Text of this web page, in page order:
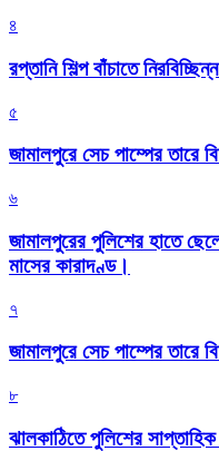
৪
রপ্তানি শিল্প বাঁচাতে
৫
জামালপুরে সেচ পাম্পের তারে
৬
জামালপুরের পুলিশের হাতে
মাসের কারাদণ্ড।
৭
জামালপুরে সেচ পাম্পের তারে
৮
‎ঝালকাঠিতে পুলিশের সাপ্তাহিক